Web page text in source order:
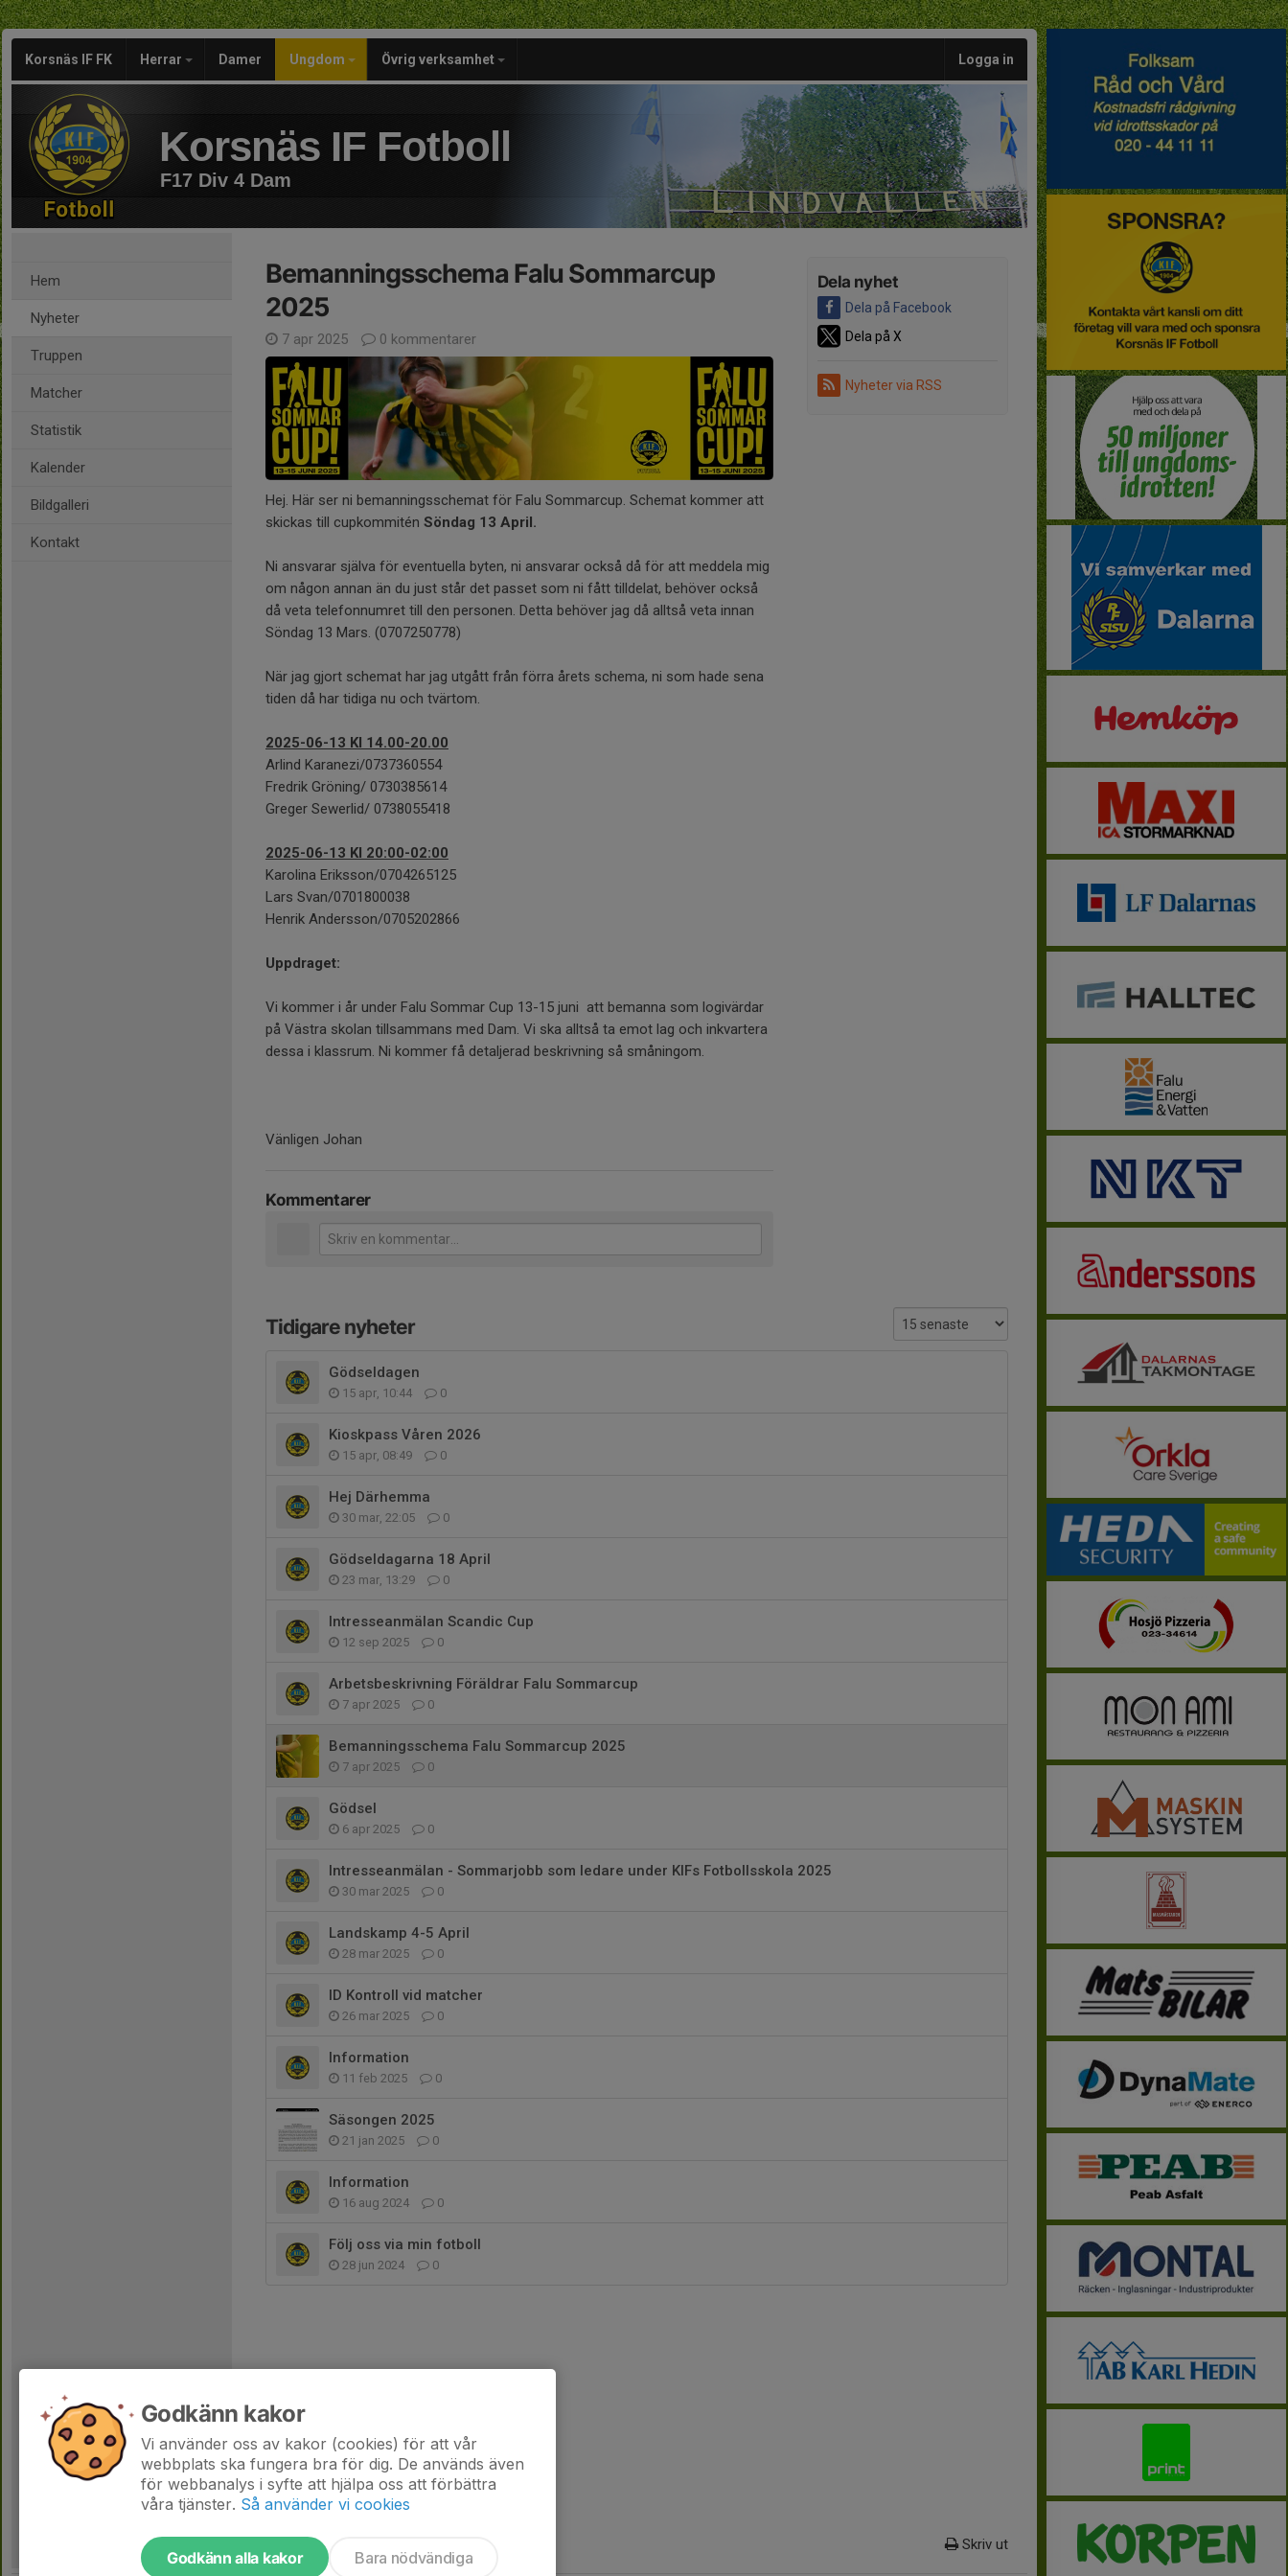
Korsnäs IF FK Herrar Damer Ungdom Övrig verksamhet Logga in
Korsnäs IF Fotboll
F17 Div 4 Dam
Hem
Nyheter
Truppen
Matcher
Statistik
Kalender
Bildgalleri
Kontakt
Dela nyhet
Dela på Facebook
Dela på X
Nyheter via RSS
Bemanningsschema Falu Sommarcup
2025
7 apr 2025 0 kommentarer
Hej. Här ser ni bemanningsschemat för Falu Sommarcup. Schemat kommer att
skickas till cupkommitén Söndag 13 April.
Ni ansvarar själva för eventuella byten, ni ansvarar också då för att meddela mig
om någon annan än du just står det passet som ni fått tilldelat, behöver också
då veta telefonnumret till den personen. Detta behöver jag då alltså veta innan
Söndag 13 Mars. (0707250778)
När jag gjort schemat har jag utgått från förra årets schema, ni som hade sena
tiden då har tidiga nu och tvärtom.
2025-06-13 Kl 14.00-20.00
Arlind Karanezi/0737360554
Fredrik Gröning/ 0730385614
Greger Sewerlid/ 0738055418
2025-06-13 Kl 20:00-02:00
Karolina Eriksson/0704265125
Lars Svan/0701800038
Henrik Andersson/0705202866
Uppdraget:
Vi kommer i år under Falu Sommar Cup 13-15 juni att bemanna som logivärdar
på Västra skolan tillsammans med Dam. Vi ska alltså ta emot lag och inkvartera
dessa i klassrum. Ni kommer få detaljerad beskrivning så småningom.
Vänligen Johan
Kommentarer
Tidigare nyheter
Gödseldagen
15 apr, 10:44 0
Kioskpass Våren 2026
15 apr, 08:49 0
Hej Därhemma
30 mar, 22:05 0
Gödseldagarna 18 April
23 mar, 13:29 0
Intresseanmälan Scandic Cup
12 sep 2025 0
Arbetsbeskrivning Föräldrar Falu Sommarcup
7 apr 2025 0
Bemanningsschema Falu Sommarcup 2025
7 apr 2025 0
Gödsel
6 apr 2025 0
Intresseanmälan - Sommarjobb som ledare under KIFs Fotbollsskola 2025
30 mar 2025 0
Landskamp 4-5 April
28 mar 2025 0
ID Kontroll vid matcher
26 mar 2025 0
Information
11 feb 2025 0
Säsongen 2025
21 jan 2025 0
Information
16 aug 2024 0
Följ oss via min fotboll
28 jun 2024 0
Skriv ut
Godkänn kakor
Vi använder oss av kakor (cookies) för att vår
webbplats ska fungera bra för dig. De används även
för webbanalys i syfte att hjälpa oss att förbättra
våra tjänster. Så använder vi cookies
Godkänn alla kakor Bara nödvändiga